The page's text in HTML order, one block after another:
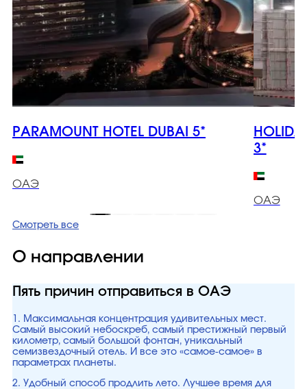
PARAMOUNT HOTEL DUBAI 5*
ОАЭ
3*
ОАЭ
Смотреть все
О направлении
Пять причин отправиться в ОАЭ
1. Максимальная концентрация удивительных мест.
Самый высокий небоскреб, самый престижный первый
километр, самый большой фонтан, уникальный
семизвездочный отель. И все это «самое-самое» в
параметрах планеты.
2. Удобный способ продлить лето. Лучшее время для